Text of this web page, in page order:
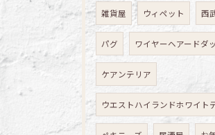
雑貨屋 ウィペット 西
パグ ワイヤーヘアードダ
ケアンテリア
ウエストハイランドホワイト